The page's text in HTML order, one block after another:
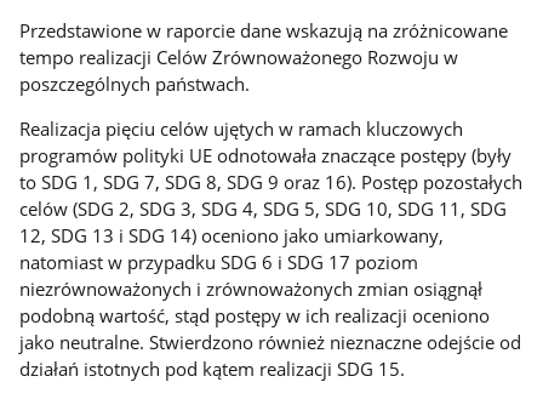
Przedstawione w raporcie dane wskazują na zróżnicowane
tempo realizacji Celów Zrównoważonego Rozwoju w
poszczególnych państwach.
Realizacja pięciu celów ujętych w ramach kluczowych
programów polityki UE odnotowała znaczące postępy (były
to SDG 1, SDG 7, SDG 8, SDG 9 oraz 16). Postęp pozostałych
celów (SDG 2, SDG 3, SDG 4, SDG 5, SDG 10, SDG 11, SDG
12, SDG 13 i SDG 14) oceniono jako umiarkowany,
natomiast w przypadku SDG 6 i SDG 17 poziom
niezrównoważonych i zrównoważonych zmian osiągnął
podobną wartość, stąd postępy w ich realizacji oceniono
jako neutralne. Stwierdzono również nieznaczne odejście od
działań istotnych pod kątem realizacji SDG 15.